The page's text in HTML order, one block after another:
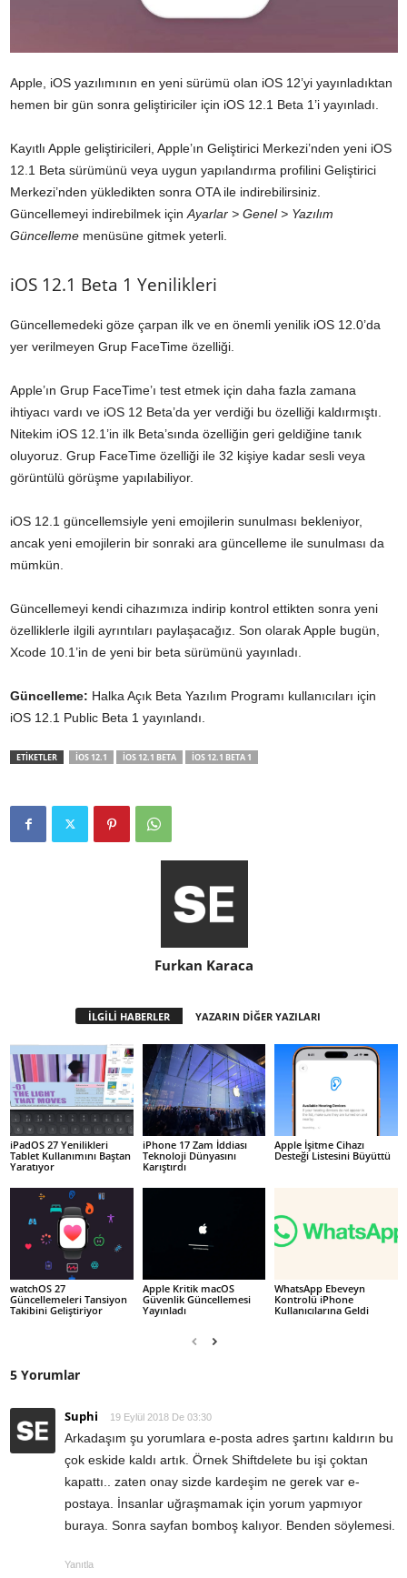
Apple, iOS yazılımının en yeni sürümü olan iOS 12’yi yayınladıktan
hemen bir gün sonra geliştiriciler için iOS 12.1 Beta 1’i yayınladı.
Kayıtlı Apple geliştiricileri, Apple’ın Geliştirici Merkezi’nden yeni iOS
12.1 Beta sürümünü veya uygun yapılandırma profilini Geliştirici
Merkezi’nden yükledikten sonra OTA ile indirebilirsiniz.
Güncellemeyi indirebilmek için Ayarlar > Genel > Yazılım
Güncelleme menüsüne gitmek yeterli.
iOS 12.1 Beta 1 Yenilikleri
Güncellemedeki göze çarpan ilk ve en önemli yenilik iOS 12.0’da
yer verilmeyen Grup FaceTime özelliği.
Apple’ın Grup FaceTime’ı test etmek için daha fazla zamana
ihtiyacı vardı ve iOS 12 Beta’da yer verdiği bu özelliği kaldırmıştı.
Nitekim iOS 12.1’in ilk Beta’sında özelliğin geri geldiğine tanık
oluyoruz. Grup FaceTime özelliği ile 32 kişiye kadar sesli veya
görüntülü görüşme yapılabiliyor.
iOS 12.1 güncellemsiyle yeni emojilerin sunulması bekleniyor,
ancak yeni emojilerin bir sonraki ara güncelleme ile sunulması da
mümkün.
Güncellemeyi kendi cihazımıza indirip kontrol ettikten sonra yeni
özelliklerle ilgili ayrıntıları paylaşacağız. Son olarak Apple bugün,
Xcode 10.1’in de yeni bir beta sürümünü yayınladı.
Güncelleme: Halka Açık Beta Yazılım Programı kullanıcıları için
iOS 12.1 Public Beta 1 yayınlandı.
ETİKETLER IOS 12.1 IOS 12.1 BETA IOS 12.1 BETA 1
Furkan Karaca
İLGİLİ HABERLER YAZARIN DİĞER YAZILARI
iPadOS 27 Yenilikleri
Tablet Kullanımını Baştan
Yaratıyor
iPhone 17 Zam İddiası
Teknoloji Dünyasını
Karıştırdı
Apple İşitme Cihazı
Desteği Listesini Büyüttü
watchOS 27
Güncellemeleri Tansiyon
Takibini Geliştiriyor
Apple Kritik macOS
Güvenlik Güncellemesi
Yayınladı
WhatsApp Ebeveyn
Kontrolü iPhone
Kullanıcılarına Geldi
5 Yorumlar
Suphi 19 Eylül 2018 De 03:30
Arkadaşım şu yorumlara e-posta adres şartını kaldırın bu
çok eskide kaldı artık. Örnek Shiftdelete bu işi çoktan
kapattı.. zaten onay sizde kardeşim ne gerek var e-
postaya. İnsanlar uğraşmamak için yorum yapmıyor
buraya. Sonra sayfan bomboş kalıyor. Benden söylemesi.
Yanıtla